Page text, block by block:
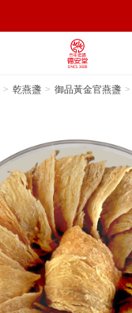
乾燕盞 御品黃金官燕盞